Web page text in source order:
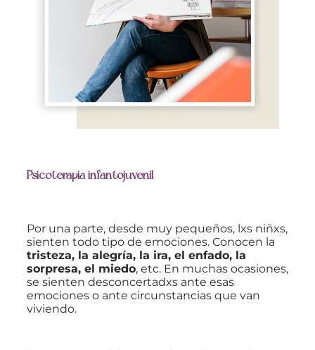
Psicoterapia infantojuvenil
Por una parte, desde muy pequeños, lxs niñxs,
sienten todo tipo de emociones. Conocen la
tristeza, la alegría, la ira, el enfado, la
sorpresa, el miedo, etc. En muchas ocasiones,
se sienten desconcertadxs ante esas
emociones o ante circunstancias que van
viviendo.